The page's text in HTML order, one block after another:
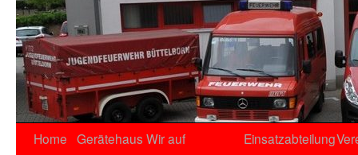
Home Gerätehaus Wir auf
Einsatzabteilung